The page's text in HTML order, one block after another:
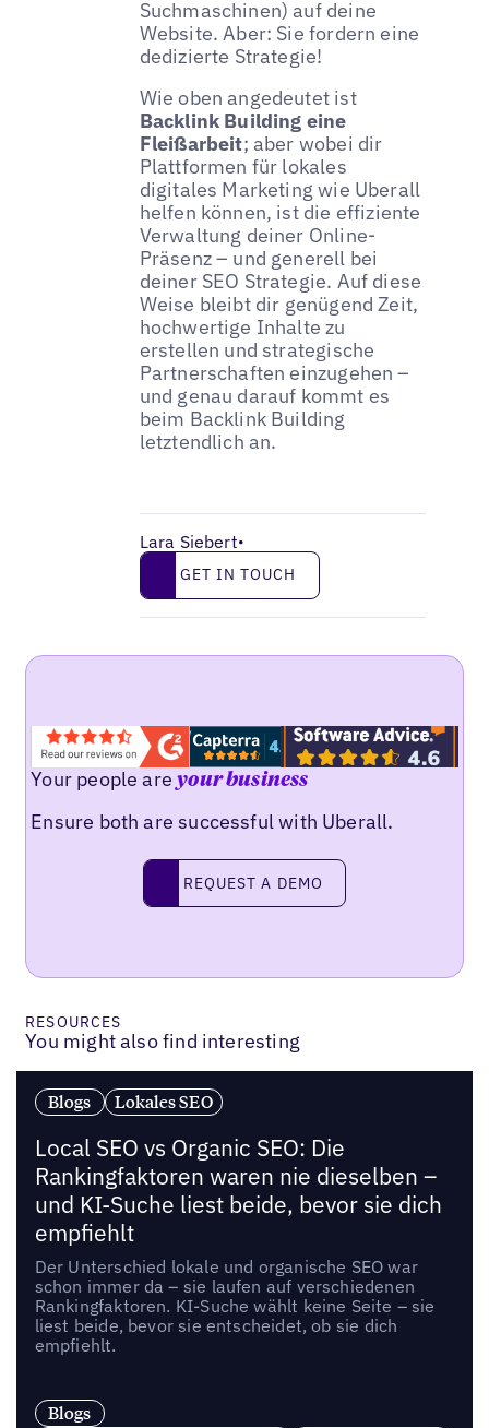
Suchmaschinen) auf deine
Website. Aber: Sie fordern eine
dedizierte Strategie!
Wie oben angedeutet ist
Backlink Building eine
Fleißarbeit; aber wobei dir
Plattformen für lokales
digitales Marketing wie Uberall
helfen können, ist die effiziente
Verwaltung deiner Online-
Präsenz – und generell bei
deiner SEO Strategie. Auf diese
Weise bleibt dir genügend Zeit,
hochwertige Inhalte zu
erstellen und strategische
Partnerschaften einzugehen –
und genau darauf kommt es
beim Backlink Building
letztendlich an.
Lara Siebert•
Get in touch
GET IN TOUCH
Your people areyour business
Ensure both are successful with Uberall.
Request a demo
REQUEST A DEMO
RESOURCES
You might also find interesting
Blogs Lokales SEO
Local SEO vs Organic SEO: Die
Rankingfaktoren waren nie dieselben –
und KI-Suche liest beide, bevor sie dich
empfiehlt
Der Unterschied lokale und organische SEO war
schon immer da – sie laufen auf verschiedenen
Rankingfaktoren. KI-Suche wählt keine Seite – sie
liest beide, bevor sie entscheidet, ob sie dich
empfiehlt.
Blogs